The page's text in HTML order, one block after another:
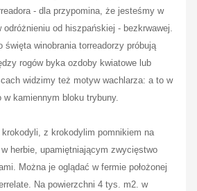
- dla przypomina, że jesteśmy w
odróżnieniu od hiszpańskiej - bezkrwawej.
święta winobrania torreadorzy próbują
rogów byka ozdoby kwiatowe lub
widzimy też motyw wachlarza: a to w
w kamiennym bloku trybuny.
z krokodylim pomnikiem na
herbie, upamiętniającym zwycięstwo
Można je oglądać w fermie położonej
Na powierzchni 4 tys. m2. w